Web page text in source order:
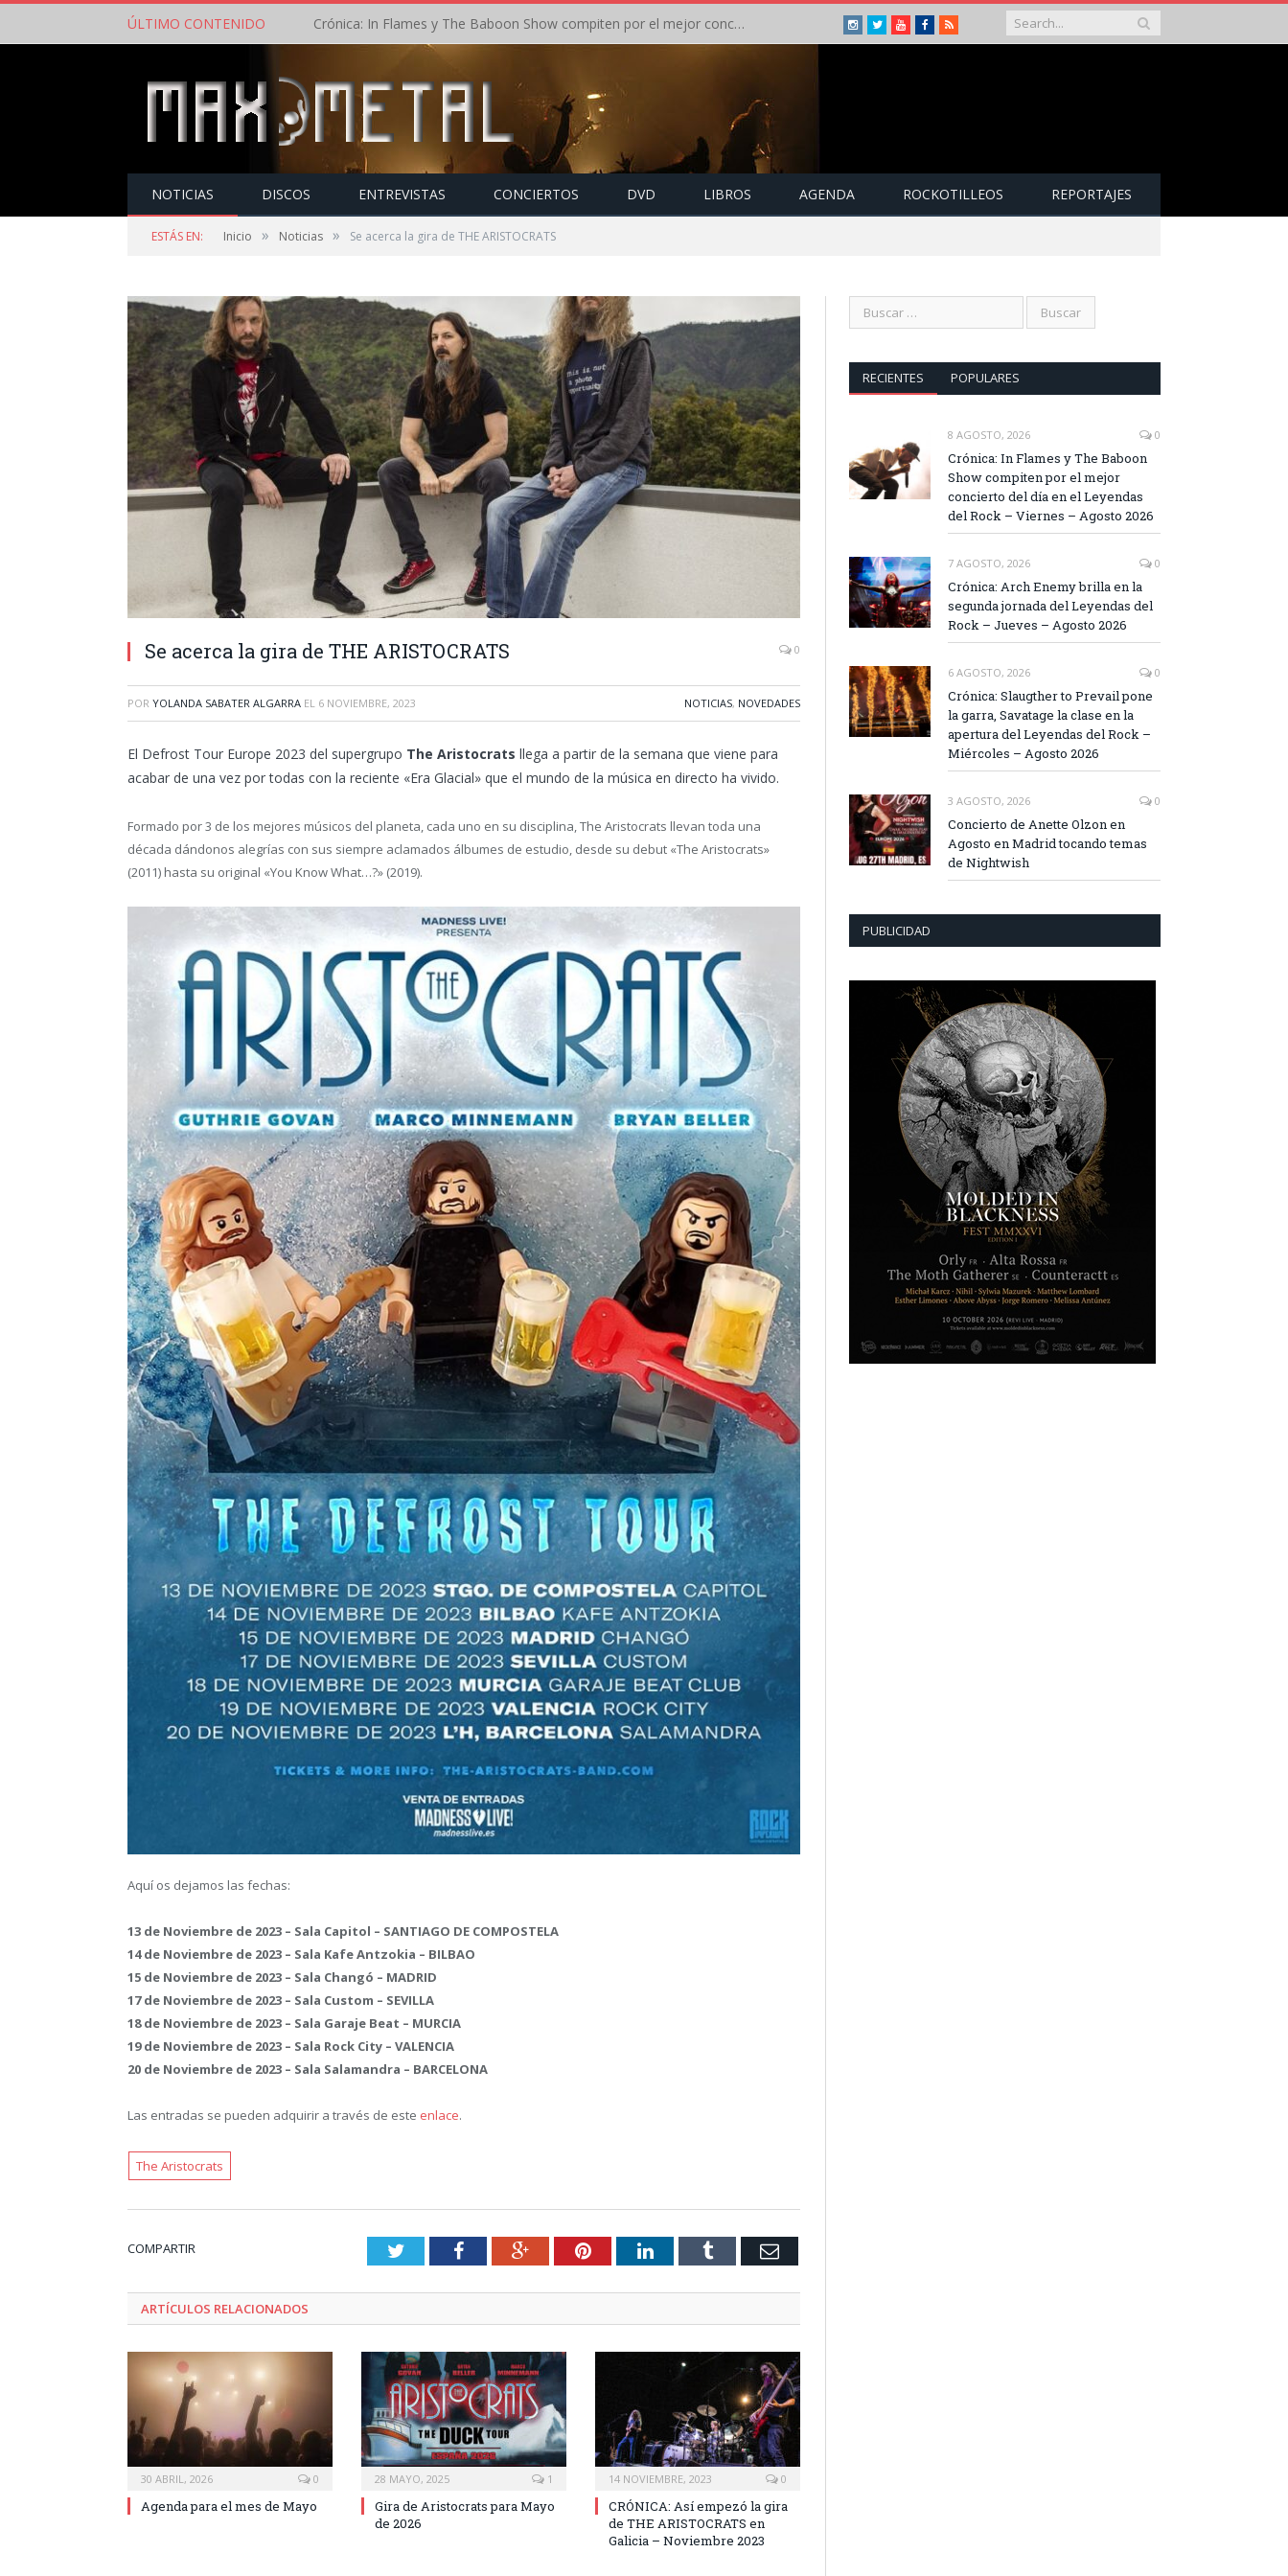
ÚLTIMO CONTENIDO Crónica: In Flames y The Baboon Show compiten por el mejor concierto del día en el Leyendas del Rock – Viernes – Agosto 2026 Instagram
TwitterYoutubeFacebook
RSS
NOTICIAS DISCOS ENTREVISTAS CONCIERTOS DVD LIBROS AGENDA ROCKOTILLEOS REPORTAJES
ESTÁS EN: Inicio » Noticias » Se acerca la gira de THE ARISTOCRATS
Se acerca la gira de THE ARISTOCRATS 0
POR YOLANDA SABATER ALGARRA EL 6 NOVIEMBRE, 2023 NOTICIAS, NOVEDADES
El Defrost Tour Europe 2023 del supergrupo The Aristocrats llega a partir de la semana que viene para
acabar de una vez por todas con la reciente «Era Glacial» que el mundo de la música en directo ha vivido.
Formado por 3 de los mejores músicos del planeta, cada uno en su disciplina, The Aristocrats llevan toda una
década dándonos alegrías con sus siempre aclamados álbumes de estudio, desde su debut «The Aristocrats»
(2011) hasta su original «You Know What…?» (2019).
Aquí os dejamos las fechas:
13 de Noviembre de 2023 – Sala Capitol – SANTIAGO DE COMPOSTELA
14 de Noviembre de 2023 – Sala Kafe Antzokia – BILBAO
15 de Noviembre de 2023 – Sala Changó – MADRID
17 de Noviembre de 2023 – Sala Custom – SEVILLA
18 de Noviembre de 2023 – Sala Garaje Beat – MURCIA
19 de Noviembre de 2023 – Sala Rock City – VALENCIA
20 de Noviembre de 2023 – Sala Salamandra – BARCELONA
Las entradas se pueden adquirir a través de este enlace.
The Aristocrats
COMPARTIR TwitterFacebookGoogle+PinterestLinkedInTumblr Email
ARTÍCULOS RELACIONADOS
30 ABRIL, 2026 0
Agenda para el mes de Mayo
28 MAYO, 2025 1
Gira de Aristocrats para Mayo
de 2026
14 NOVIEMBRE, 2023 0
CRÓNICA: Así empezó la gira
de THE ARISTOCRATS en
Galicia – Noviembre 2023
RECIENTES POPULARES
8 AGOSTO, 2026 0
Crónica: In Flames y The Baboon
Show compiten por el mejor
concierto del día en el Leyendas
del Rock – Viernes – Agosto 2026
7 AGOSTO, 2026 0
Crónica: Arch Enemy brilla en la
segunda jornada del Leyendas del
Rock – Jueves – Agosto 2026
6 AGOSTO, 2026 0
Crónica: Slaugther to Prevail pone
la garra, Savatage la clase en la
apertura del Leyendas del Rock –
Miércoles – Agosto 2026
3 AGOSTO, 2026 0
Concierto de Anette Olzon en
Agosto en Madrid tocando temas
de Nightwish
PUBLICIDAD